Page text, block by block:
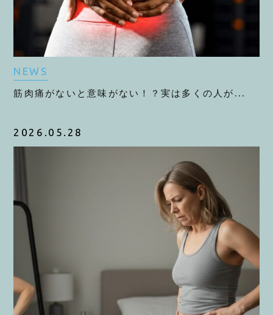
NEWS
筋肉痛がないと意味がない！？実は多くの人が...
2026.05.28